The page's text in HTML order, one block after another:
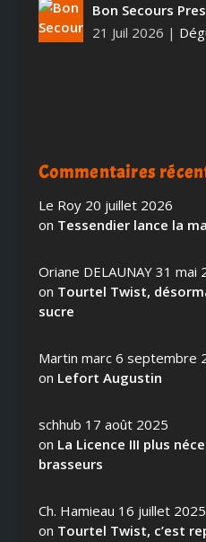
Bon Secours
21 Juil 2026 |
Commentaires
Le Roy 20 juillet 2026
on Tessendier lance la
Oriane DELAUNAY 31 mai
on Tourtel Twist,
sucre
Martin marc 6 septembre
on Lefort Augustin
schhub 17 août 2025
on La Licence III plus
brasseurs
Ch. Hamieau 16 juillet 2025
on Tourtel Twist, c’est